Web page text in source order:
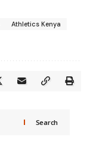
Athletics Kenya
Search